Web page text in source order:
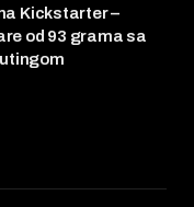
Kickstarter –
od 93 grama sa